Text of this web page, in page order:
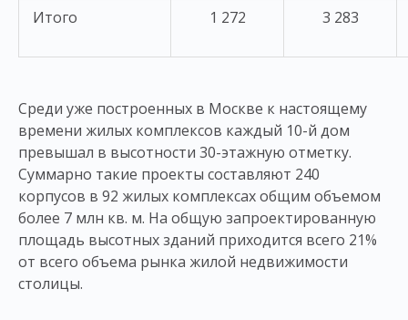
Итого 1 272 3 283
Среди уже построенных в Москве к настоящему
времени жилых комплексов каждый 10-й дом
превышал в высотности 30-этажную отметку.
Суммарно такие проекты составляют 240
корпусов в 92 жилых комплексах общим объемом
более 7 млн кв. м. На общую запроектированную
площадь высотных зданий приходится всего 21%
от всего объема рынка жилой недвижимости
столицы.